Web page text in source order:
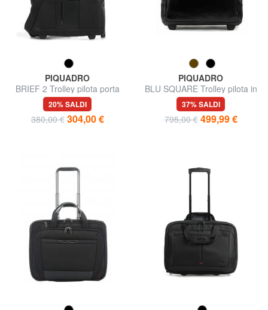
PIQUADRO
BRIEF 2 Trolley pilota porta
PC 15,6"
20% SALDI
380,00 € 304,00 €
PIQUADRO
BLU SQUARE Trolley pilota in
pelle
37% SALDI
795,00 € 499,99 €